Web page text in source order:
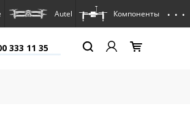
Autel Компоненты . . .
333 11 35